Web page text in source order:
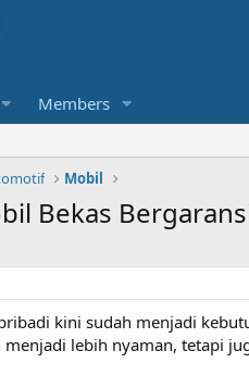
Members
Mobil
Bekas
kini sudah menjadi
lebih nyaman, tetapi